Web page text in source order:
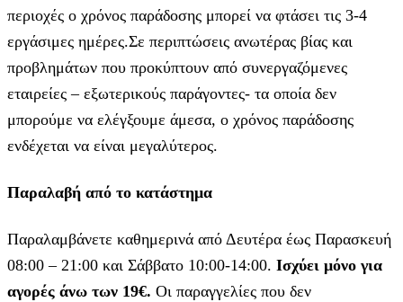
περιοχές ο χρόνος παράδοσης μπορεί να φτάσει τις 3-4
εργάσιμες ημέρες.Σε περιπτώσεις ανωτέρας βίας και
προβλημάτων που προκύπτουν από συνεργαζόμενες
εταιρείες – εξωτερικούς παράγοντες- τα οποία δεν
μπορούμε να ελέγξουμε άμεσα, ο χρόνος παράδοσης
ενδέχεται να είναι μεγαλύτερος.
Παραλαβή από το κατάστημα
Παραλαμβάνετε καθημερινά από Δευτέρα έως Παρασκευή
08:00 – 21:00 και Σάββατο 10:00-14:00. Ισχύει μόνο για
αγορές άνω των 19€. Οι παραγγελίες που δεν